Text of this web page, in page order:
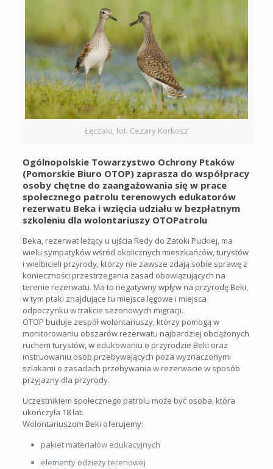
Łęczaki, fot. Cezary Korkosz
Ogólnopolskie Towarzystwo Ochrony Ptaków
(Pomorskie Biuro OTOP) zaprasza do współpracy
osoby chętne do zaangażowania się w prace
społecznego patrolu terenowych edukatorów
rezerwatu Beka i wzięcia udziału w bezpłatnym
szkoleniu dla wolontariuszy OTOPatrolu
Beka, rezerwat leżący u ujścia Redy do Zatoki Puckiej, ma
wielu sympatyków wśród okolicznych mieszkańców, turystów
i wielbicieli przyrody, którzy nie zawsze zdają sobie sprawę z
konieczności przestrzegania zasad obowiązujących na
terenie rezerwatu. Ma to negatywny wpływ na przyrodę Beki,
w tym ptaki znajdujące tu miejsca lęgowe i miejsca
odpoczynku w trakcie sezonowych migracji.
OTOP buduje zespół wolontariuszy, którzy pomogą w
monitorowaniu obszarów rezerwatu najbardziej obciążonych
ruchem turystów, w edukowaniu o przyrodzie Beki oraz
instruowaniu osób przebywających poza wyznaczonymi
szlakami o zasadach przebywania w rezerwacie w sposób
przyjazny dla przyrody.
Uczestnikiem społecznego patrolu może być osoba, która
ukończyła 18 lat.
Wolontariuszom Beki oferujemy:
pakiet materiałów edukacyjnych
elementy odzieży terenowej